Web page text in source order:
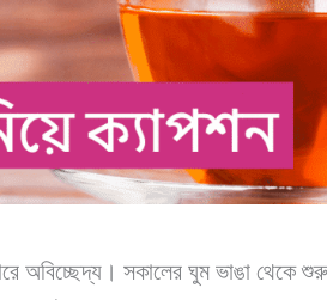
অবিচ্ছেদ্য। সকালের ঘুম ভাঙা থেকে